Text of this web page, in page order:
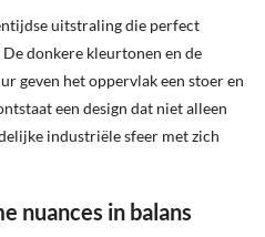
uitstraling die perfect
donkere kleurtonen en de
geven het oppervlak een stoer en
een design dat niet alleen
industriële sfeer met zich
nuances in balans